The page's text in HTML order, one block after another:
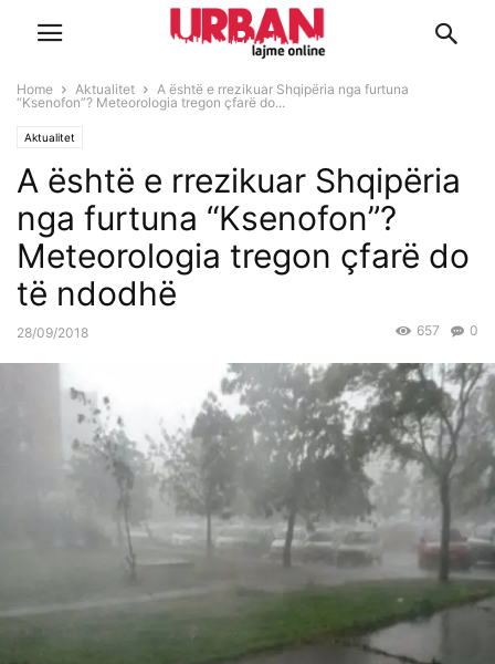
Home Aktualitet
A është e rrezikuar Shqipëria nga furtuna
“Ksenofon”? Meteorologia tregon çfarë do...
Aktualitet
A është e rrezikuar Shqipëria
nga furtuna “Ksenofon”?
Meteorologia tregon çfarë do
të ndodhë
28/09/2018 0
657